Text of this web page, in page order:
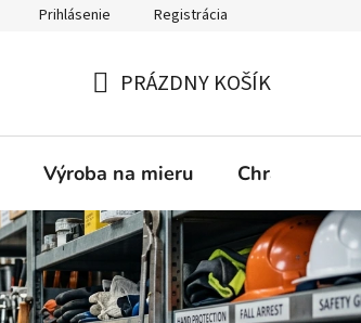
Prihlásenie Registrácia
KOŠÍK
PRÁZDNY KOŠÍK
Výroba na mieru Chránená